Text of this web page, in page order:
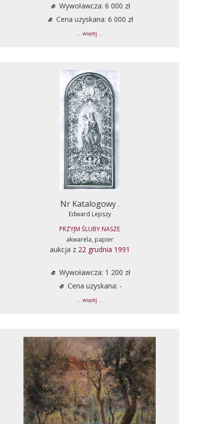
Wywoławcza: 6 000 zł
Cena uzyskana: 6 000 zł
... więcej ...
Nr Katalogowy .
Edward Lepszy
PRZYJM ŚLUBY NASZE
akwarela, papier
aukcja z 22 grudnia 1991
Wywoławcza: 1 200 zł
Cena uzyskana: -
... więcej ...